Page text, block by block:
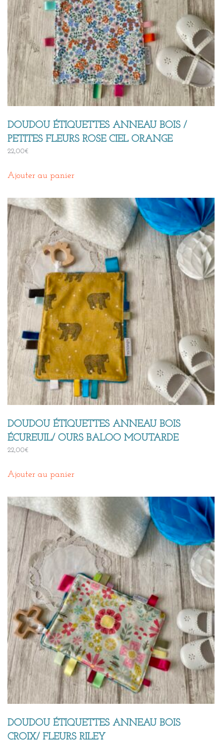
DOUDOU ÉTIQUETTES ANNEAU BOIS /
PETITES FLEURS ROSE CIEL ORANGE
22,00€
Ajouter au panier
DOUDOU ÉTIQUETTES ANNEAU BOIS
ÉCUREUIL/ OURS BALOO MOUTARDE
22,00€
Ajouter au panier
DOUDOU ÉTIQUETTES ANNEAU BOIS
CROIX/ FLEURS RILEY